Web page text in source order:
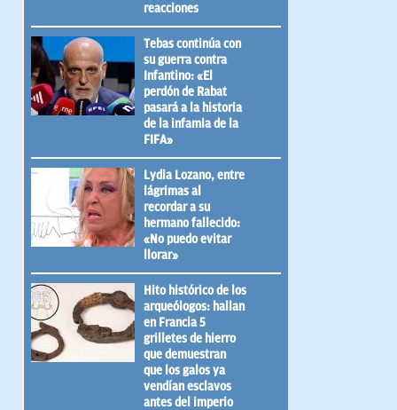
reacciones
Tebas continúa con
su guerra contra
Infantino: «El
perdón de Rabat
pasará a la historia
de la infamia de la
FIFA»
Lydia Lozano, entre
lágrimas al
recordar a su
hermano fallecido:
«No puedo evitar
llorar»
Hito histórico de los
arqueólogos: hallan
en Francia 5
grilletes de hierro
que demuestran
que los galos ya
vendían esclavos
antes del imperio